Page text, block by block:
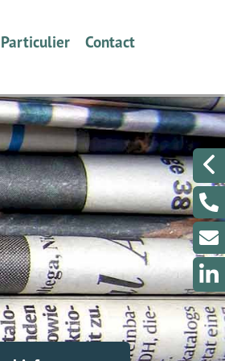
wij?
Tabak Speciaalzaken
Particulier
Verzekeren
Dát bedoelen we nou met
ontzorgen
Schade melden
Contact
Een berichtje sturen?
Even met ons
Een klacht melden?
Klantenportaal